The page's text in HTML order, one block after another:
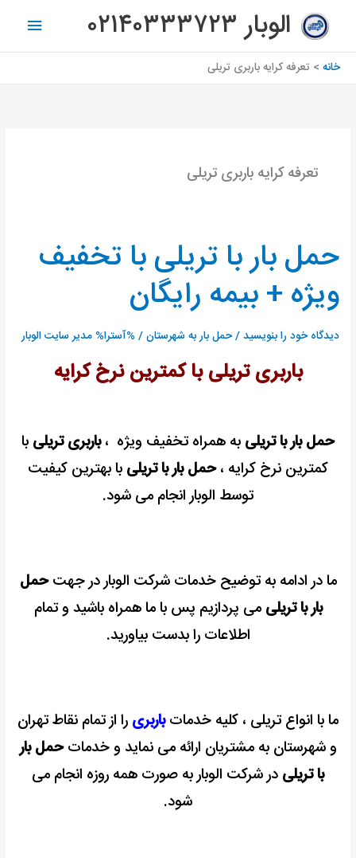
محتوا
الوبار ۰۲۱۴۰۳۳۳۷۲۳
اصلی
خانه تعرفه کرایه باربری تریلی
تعرفه کرایه باربری تریلی
حمل بار با تریلی با تخفیف
ویژه + بیمه رایگان
دیدگاه‌ خود را بنویسید/حمل بار به شهرستان/ %آسترا% مدیر سایت الوبار
باربری تریلی با کمترین نرخ کرایه
حمل بار با تریلی به همراه تخفیف ویژه ،باربری تریلی با
کمترین نرخ کرایه ،حمل بار با تریلی با بهترین کیفیت
توسط الوبار انجام می شود.
ما در ادامه به توضیح خدمات شرکت الوبار در جهتحمل
بار با تریلی می پردازیم پس با ما همراه باشید و تمام
اطلاعات را بدست بیاورید.
ما با انواع تریلی ، کلیه خدماتباربری را از تمام نقاط تهران
و شهرستان به مشتریان ارائه می نماید و خدماتحمل بار
با تریلی در شرکت الوبار به صورت همه روزه انجام می
شود.
حمل
بار
با
تریلی